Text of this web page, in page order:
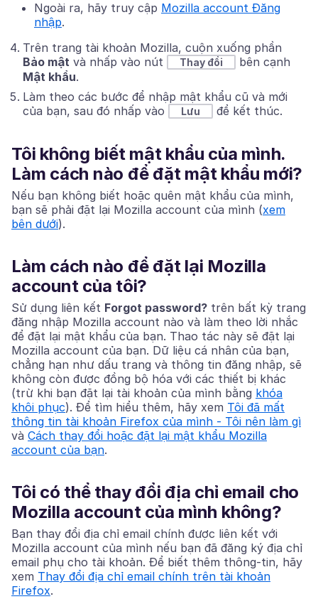
Ngoài ra, hãy truy cập Mozilla account Đăng
nhập.
Trên trang tài khoản Mozilla, cuộn xuống phần
Bảo mật và nhấp vào nút Thay đổi
bên cạnh
Mật khẩu.
Làm theo các bước để nhập mật khẩu cũ và mới
của bạn, sau đó nhấp vào
Lưu để kết thúc.
Tôi không biết mật khẩu của mình.
Làm cách nào để đặt mật khẩu mới?
Nếu bạn không biết hoặc quên mật khẩu của mình,
bạn sẽ phải đặt lại Mozilla account của mình (xem
bên dưới).
Làm cách nào để đặt lại Mozilla
account của tôi?
Sử dụng liên kết Forgot password? trên bất kỳ trang
đăng nhập Mozilla account nào và làm theo lời nhắc
để đặt lại mật khẩu của bạn. Thao tác này sẽ đặt lại
Mozilla account của bạn. Dữ liệu cá nhân của bạn,
chẳng hạn như dấu trang và thông tin đăng nhập, sẽ
không còn được đồng bộ hóa với các thiết bị khác
(trừ khi bạn đặt lại tài khoản của mình bằng khóa
khôi phục). Để tìm hiểu thêm, hãy xem Tôi đã mất
thông tin tài khoản Firefox của mình - Tôi nên làm gì
và Cách thay đổi hoặc đặt lại mật khẩu Mozilla
account của bạn.
Tôi có thể thay đổi địa chỉ email cho
Mozilla account của mình không?
Bạn thay đổi địa chỉ email chính được liên kết với
Mozilla account của mình nếu bạn đã đăng ký địa chỉ
email phụ cho tài khoản. Để biết thêm thông-tin, hãy
xem Thay đổi địa chỉ email chính trên tài khoản
Firefox.